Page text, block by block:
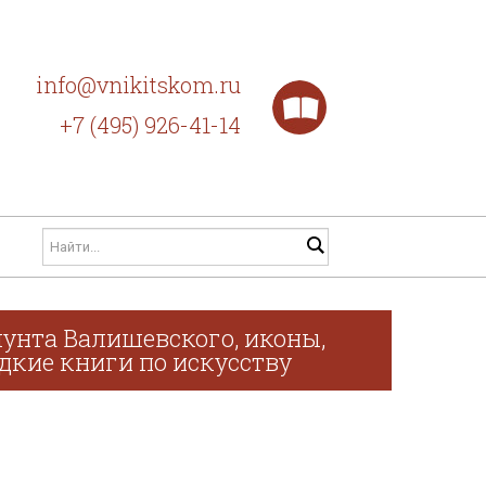
info@vnikitskom.ru
+7 (495) 926-41-14
Валишевского, иконы,
книги по искусству